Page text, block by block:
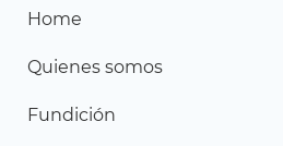
Home
Quienes somos
Fundición